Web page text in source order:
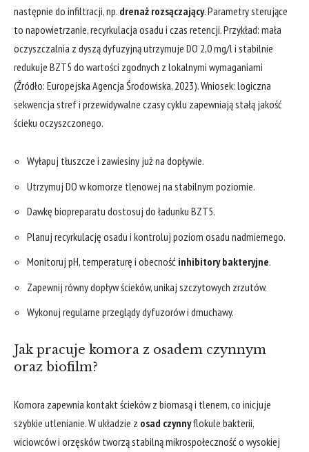
następnie do infiltracji, np. drenaż rozsączający. Parametry sterujące
to napowietrzanie, recyrkulacja osadu i czas retencji. Przykład: mała
oczyszczalnia z dyszą dyfuzyjną utrzymuje DO 2,0 mg/l i stabilnie
redukuje BZT5 do wartości zgodnych z lokalnymi wymaganiami
(Źródło: Europejska Agencja Środowiska, 2023). Wniosek: logiczna
sekwencja stref i przewidywalne czasy cyklu zapewniają stałą jakość
ścieku oczyszczonego.
Wyłapuj tłuszcze i zawiesiny już na dopływie.
Utrzymuj DO w komorze tlenowej na stabilnym poziomie.
Dawkę biopreparatu dostosuj do ładunku BZT5.
Planuj recyrkulację osadu i kontroluj poziom osadu nadmiernego.
Monitoruj pH, temperaturę i obecność inhibitory bakteryjne.
Zapewnij równy dopływ ścieków, unikaj szczytowych zrzutów.
Wykonuj regularne przeglądy dyfuzorów i dmuchawy.
Jak pracuje komora z osadem czynnym
oraz biofilm?
Komora zapewnia kontakt ścieków z biomasą i tlenem, co inicjuje
szybkie utlenianie. W układzie z osad czynnyflokule bakterii,
wiciowców i orzęsków tworzą stabilną mikrospołeczność o wysokiej